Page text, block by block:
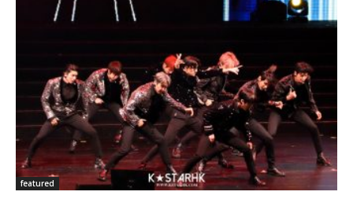
featured